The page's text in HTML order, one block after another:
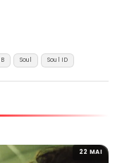
Soul Soul ID
22 MAI